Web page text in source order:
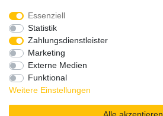
Essenziell
Statistik
Zahlungsdienstleister
Marketing
Externe Medien
Funktional
Weitere Einstellungen